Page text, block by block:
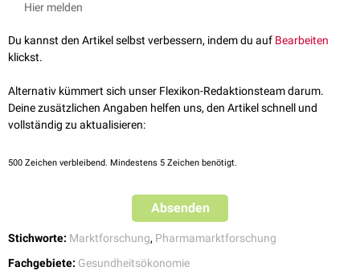
Hier melden
Du kannst den Artikel selbst verbessern, indem du auf Bearbeiten
klickst.
Alternativ kümmert sich unser Flexikon-Redaktionsteam darum.
Deine zusätzlichen Angaben helfen uns, den Artikel schnell und
vollständig zu aktualisieren:
500 Zeichen verbleibend. Mindestens 5 Zeichen benötigt.
Absenden
Stichworte: Marktforschung, Pharmamarktforschung
Fachgebiete: Gesundheitsökonomie